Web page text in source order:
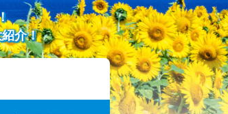
介！